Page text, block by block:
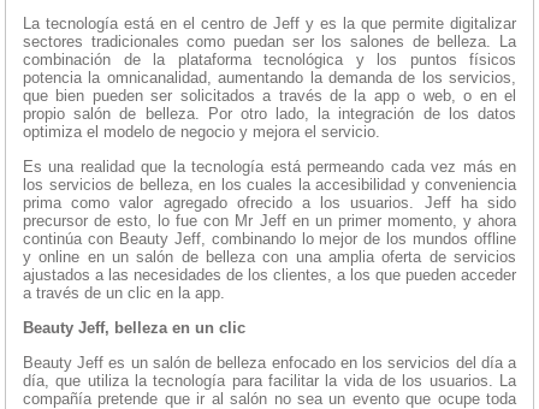
La tecnología está en el centro de Jeff y es la que permite digitalizar
sectores tradicionales como puedan ser los salones de belleza. La
combinación de la plataforma tecnológica y los puntos físicos
potencia la omnicanalidad, aumentando la demanda de los servicios,
que bien pueden ser solicitados a través de la app o web, o en el
propio salón de belleza. Por otro lado, la integración de los datos
optimiza el modelo de negocio y mejora el servicio.
Es una realidad que la tecnología está permeando cada vez más en
los servicios de belleza, en los cuales la accesibilidad y conveniencia
prima como valor agregado ofrecido a los usuarios. Jeff ha sido
precursor de esto, lo fue con Mr Jeff en un primer momento, y ahora
continúa con Beauty Jeff, combinando lo mejor de los mundos offline
y online en un salón de belleza con una amplia oferta de servicios
ajustados a las necesidades de los clientes, a los que pueden acceder
a través de un clic en la app.
Beauty Jeff, belleza en un clic
Beauty Jeff es un salón de belleza enfocado en los servicios del día a
día, que utiliza la tecnología para facilitar la vida de los usuarios. La
compañía pretende que ir al salón no sea un evento que ocupe toda